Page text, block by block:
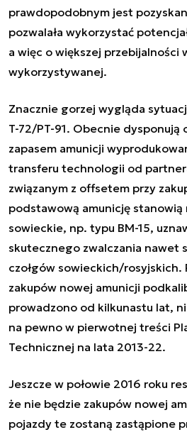
prawdopodobnym jest
pozwalała wykorzystać
a więc o większej przebijalności
wykorzystywanej.
Znacznie gorzej wygląda
T-72/PT-91. Obecnie dysponują
zapasem amunicji
transferu technologii od
związanym z offsetem przy
podstawową amunicję stanowią
sowieckie, np. typu BM-15,
skutecznego zwalczania nawet
czołgów sowieckich/rosyjskich.
zakupów nowej amunicji
prowadzono od kilkunastu lat,
na pewno w pierwotnej treści
Technicznej na lata 2013-22.
Jeszcze w połowie 2016 roku
że nie będzie zakupów nowej
pojazdy te zostaną zastąpione